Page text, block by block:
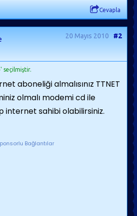
Cevapla
20 Mayıs 2010 #2
seçilmiştir.
aboneliği almalısınız TTNET
olmalı modemi cd ile
internet sahibi olabilirsiniz.
Bağlantılar